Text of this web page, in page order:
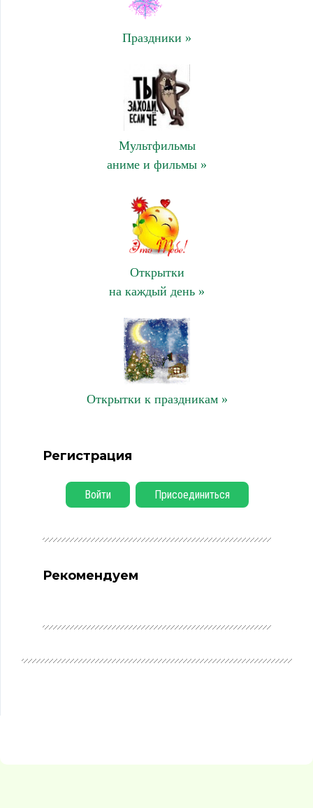
Праздники »
Мультфильмы
аниме и фильмы »
Открытки
на каждый день »
Открытки к праздникам »
Регистрация
Войти Присоединиться
Рекомендуем